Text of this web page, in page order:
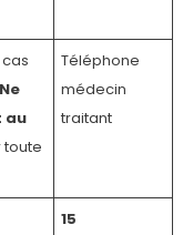
Ne
au
toute
Téléphone
médecin
traitant
15